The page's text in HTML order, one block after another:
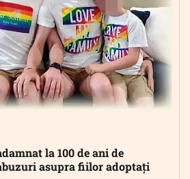
la 100 de ani de
asupra fiilor adoptați